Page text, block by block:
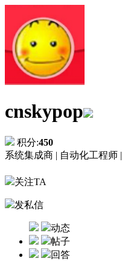
cnskypop
积分:450
系统集成商 | 自动化工程师 |
关注TA
发私信
动态
帖子
回答